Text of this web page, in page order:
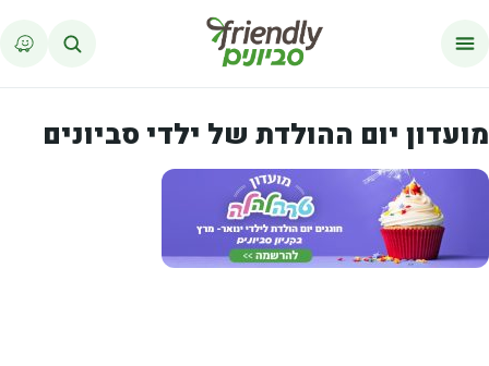
מועדון יום ההולדת של ילדי סביונים